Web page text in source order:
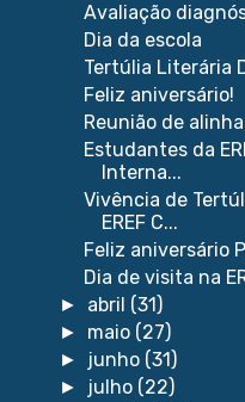
Avaliação
Dia da escola
Tertúlia Literária
Feliz aniversário!
Reunião de
Estudantes da
Interna...
Vivência de
EREF C...
Feliz aniversário
Dia de visita na
► abril (31)
► maio (27)
► junho (31)
► julho (22)